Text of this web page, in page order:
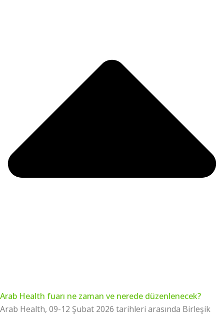
Arab Health fuarı ne zaman ve nerede düzenlenecek?
Arab Health, 09-12 Şubat 2026 tarihleri arasında Birleşik